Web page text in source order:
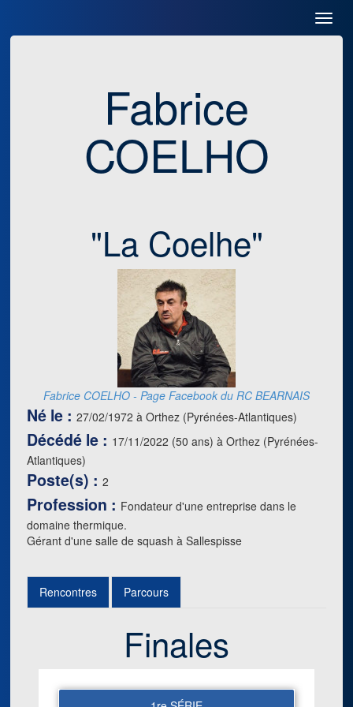
Fabrice
COELHO
"La Coelhe"
Fabrice COELHO - Page Facebook du RC BEARNAIS
Né le :27/02/1972 à Orthez (Pyrénées-Atlantiques)
Décédé le : 17/11/2022 (50 ans) à Orthez (Pyrénées-
Atlantiques)
Poste(s) :2
Profession : Fondateur d'une entreprise dans le
domaine thermique.
Gérant d'une salle de squash à Sallespisse
Rencontres Parcours
Finales